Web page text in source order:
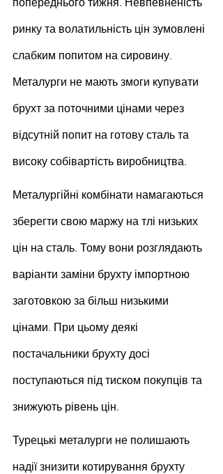
ринку та волатильність цін зумовлені
слабким попитом на сировину.
Металурги не мають змоги купувати
брухт за поточними цінами через
відсутній попит на готову сталь та
високу собівартість виробництва.
Металургійні комбінати намагаються
зберегти свою маржу на тлі низьких
цін на сталь. Тому вони розглядають
варіанти заміни брухту імпортною
заготовкою за більш низькими
цінами. При цьому деякі
постачальники брухту досі
поступаються під тиском покупців та
знижують рівень цін.
Турецькі металурги не полишають
надії знизити котирування брухту